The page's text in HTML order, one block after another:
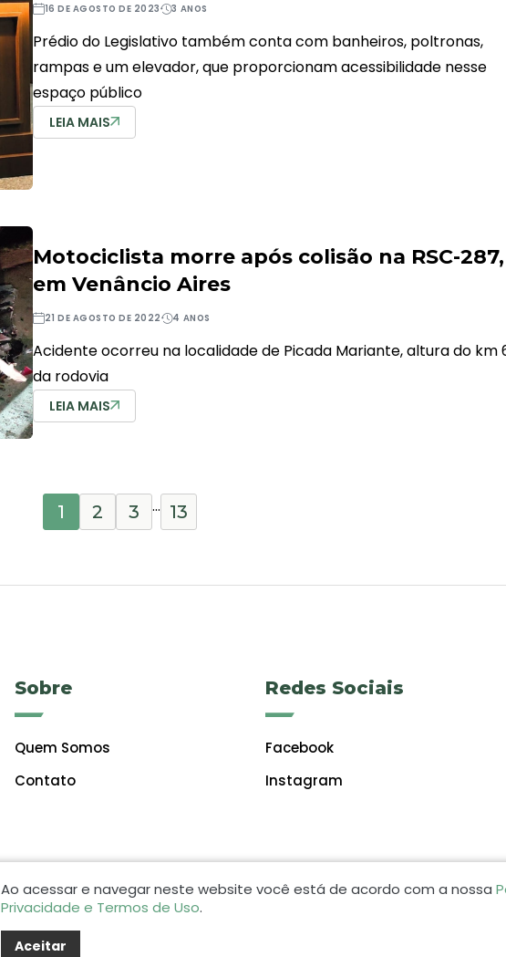
16 DE AGOSTO DE 2023 3 ANOS
Prédio do Legislativo também conta com banheiros, poltronas,
rampas e um elevador, que proporcionam acessibilidade nesse
espaço público
LEIA MAIS
Motociclista morre após colisão na RSC-287,
em Venâncio Aires
21 DE AGOSTO DE 2022 4 ANOS
Acidente ocorreu na localidade de Picada Mariante, altura do km
da rodovia
LEIA MAIS
1 2 3 … 13
Sobre
Quem Somos
Contato
Redes Sociais
Facebook
Instagram
Ao acessar e navegar neste website você está de acordo com a nossa
Privacidade e Termos de Uso.
Aceitar